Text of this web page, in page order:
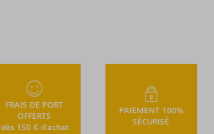
FRAIS DE PORT
OFFERTS
dès 150 € d’achat
PAIEMENT 100%
SÉCURISÉ